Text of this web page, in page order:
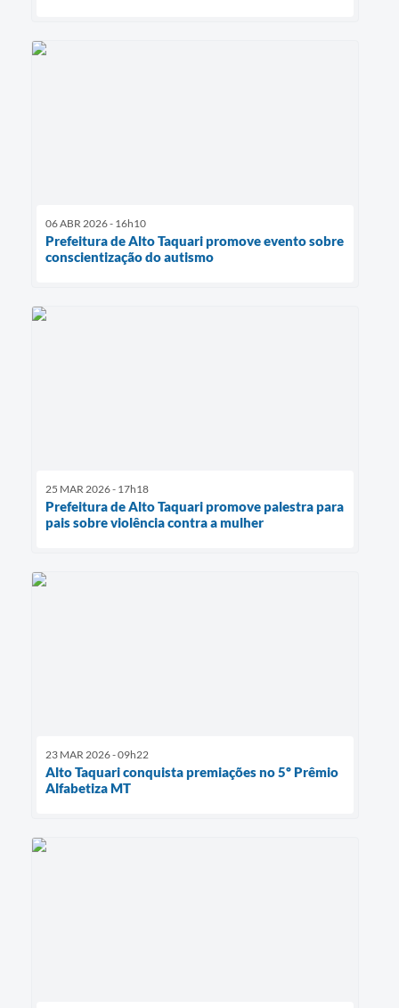
06 ABR 2026 - 16h10
Prefeitura de Alto Taquari promove evento sobre
conscientização do autismo
25 MAR 2026 - 17h18
Prefeitura de Alto Taquari promove palestra para
pais sobre violência contra a mulher
23 MAR 2026 - 09h22
Alto Taquari conquista premiações no 5º Prêmio
Alfabetiza MT